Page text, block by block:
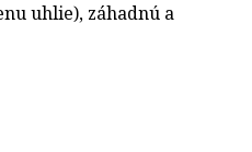
uhlie), záhadnú a